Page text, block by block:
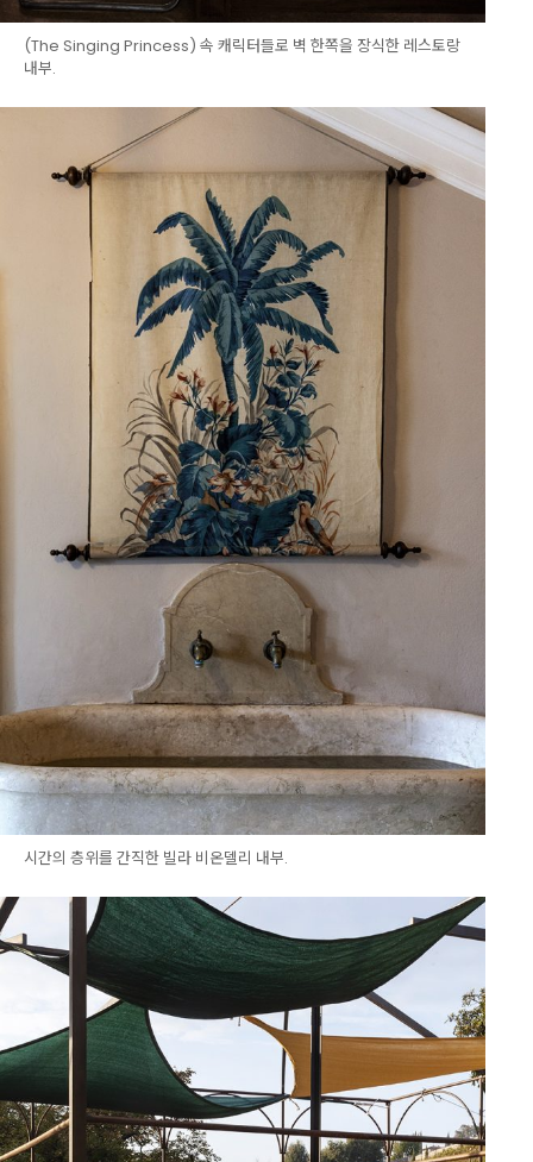
(The Singing Princess) 속 캐릭터들로 벽 한쪽을 장식한 레스토랑
내부.
시간의 층위를 간직한 빌라 비온델리 내부.